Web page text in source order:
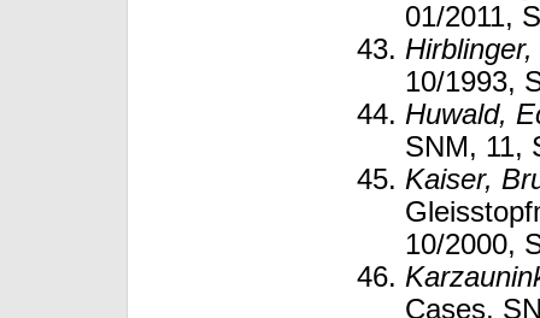
01/2011,
10/1993,
Huwald,
SNM, 11,
Kaiser,
10/2000,
Cases,